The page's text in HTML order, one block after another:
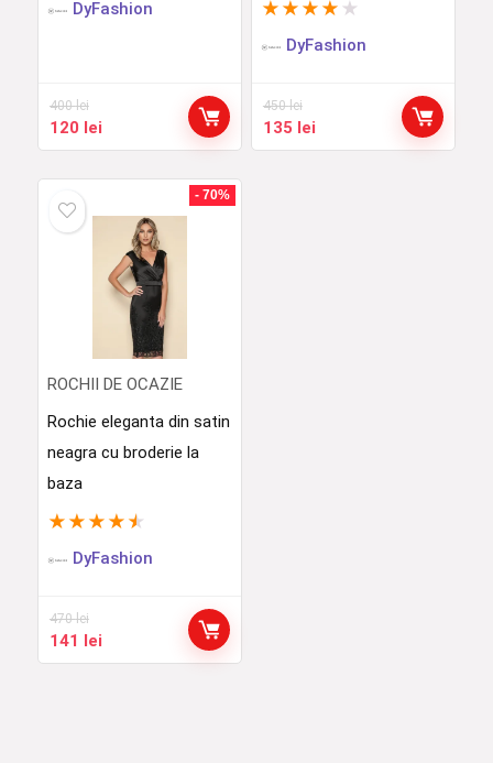
DyFashion
400lei
Prețul
inițial
400 lei.
120 leiPrețul
curent
★ ★ ★ ★ ★
DyFashion
450lei
Prețul
inițial
135 leiPrețul
curent
- 70%
ROCHII DE OCAZIE
Rochie eleganta din satin
neagra cu broderie la
baza
★ ★ ★ ★ ★
DyFashion
470lei
Prețul
inițial
141 leiPrețul
curent